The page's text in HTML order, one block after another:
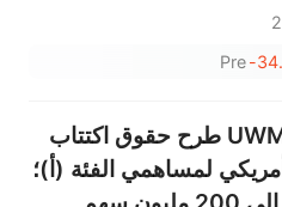
-
Pre
تعتزم شركة UWM Holdings طرح حقوق اكتتاب
أمريكي لمساهمي الفئة (أ)؛